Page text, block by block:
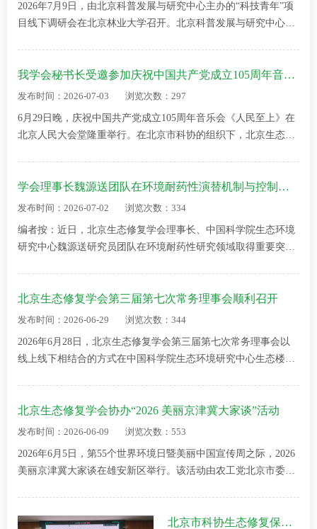
2026年7月9日，由北京科普发展与研究中心主办的“科技青年”项
目线下调研会在北京林业大学召开。北京科普发展与研究中心副
我学会秘书长受邀参加庆祝中国共产党成立105周年音乐会
发布时间：2026-07-03 浏览次数：297
6月29日晚，庆祝中国共产党成立105周年音乐会《人民至上》在
北京人民大会堂隆重举行。在北京市科协的组织下，北京生态修
学会理事长魏源送团队在环境耐药性演替机制与控制策略研究方面取得重要进展
发布时间：2026-07-02 浏览次数：334
编者按：近日，北京生态修复学会理事长、中国科学院生态环境
研究中心魏源送研究员团队在环境耐药性研究领域取得重要突
北京生态修复学会第三届第七次常务理事会顺利召开
发布时间：2026-06-29 浏览次数：344
2026年6月28日，北京生态修复学会第三届第七次常务理事会以
线上线下相结合的方式在中国科学院生态环境研究中心生态楼
北京生态修复学会协办“2026 美丽京津冀大家谈”活动
发布时间：2026-06-09 浏览次数：553
2026年6月5日，第55个世界环境日暨美丽中国宣传周之际，2026
美丽京津冀大家谈在雄安新区举行。该活动由农工党北京市委、
北京市科协生态修复保护与绿色发展专业智库基地专家库成立大会圆满召开